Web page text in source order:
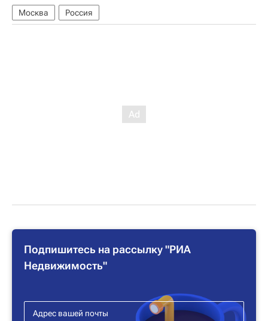
Москва Россия
Подпишитесь на рассылку "РИА
Недвижимость"